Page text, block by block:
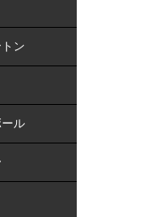
ン
ル